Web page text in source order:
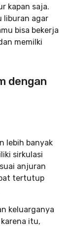
kapan saja.
liburan agar
bisa bekerja
memilki
dengan
lebih banyak
sirkulasi
anjuran
tertutup
keluarganya
itu,